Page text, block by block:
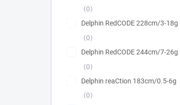
0
Delphin RedCODE 228cm/3-18g
0
Delphin RedCODE 244cm/7-26g
0
Delphin reaCtion 183cm/0.5-6g
0